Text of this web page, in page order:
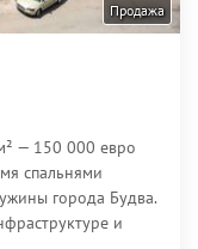
Продажа
— 150 000 евро
спальнями
города Будва.
и